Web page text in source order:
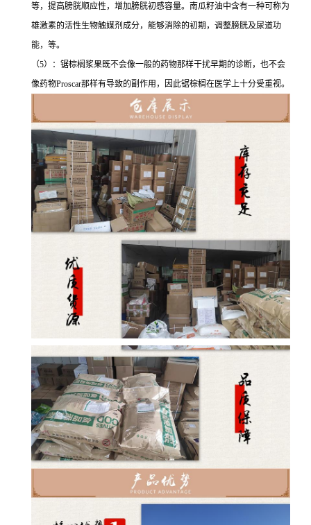
等，提高膀胱顺应性，增加膀胱初感容量。南瓜籽油中含有一种可称为
雄激素的活性生物触媒剂成分，能够消除的初期，调整膀胱及尿道功
能，等。
（5）：锯棕榈浆果既不会像一般的药物那样干扰早期的诊断，也不会
像药物Proscar那样有导致的副作用，因此锯棕榈在医学上十分受重视。